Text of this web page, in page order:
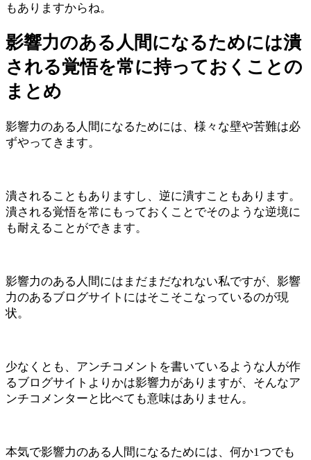
もありますからね。
影響力のある人間になるためには潰
される覚悟を常に持っておくことの
まとめ
影響力のある人間になるためには、様々な壁や苦難は必
ずやってきます。
潰されることもありますし、逆に潰すこともあります。
潰される覚悟を常にもっておくことでそのような逆境に
も耐えることができます。
影響力のある人間にはまだまだなれない私ですが、影響
力のあるブログサイトにはそこそこなっているのが現
状。
少なくとも、アンチコメントを書いているような人が作
るブログサイトよりかは影響力がありますが、そんなア
ンチコメンターと比べても意味はありません。
本気で影響力のある人間になるためには、何か1つでも